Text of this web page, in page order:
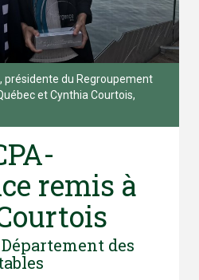
présidente du Regroupement
et Cynthia Courtois,
remis à
des